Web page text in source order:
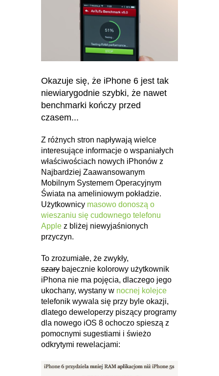
Okazuje się, że iPhone 6 jest tak
niewiarygodnie szybki, że nawet
benchmarki kończy przed
czasem...
Z różnych stron napływają wielce
interesujące informacje o wspaniałych
właściwościach nowych iPhonów z
Najbardziej Zaawansowanym
Mobilnym Systemem Operacyjnym
Świata na ameliniowym pokładzie.
Użytkownicy masowo donoszą o
wieszaniu się cudownego telefonu
Apple z bliżej niewyjaśnionych
przyczyn.
To zrozumiałe, że zwykły,
szary bajecznie kolorowy użytkownik
iPhona nie ma pojęcia, dlaczego jego
ukochany, wystany w nocnej kolejce
telefonik wywala się przy byle okazji,
dlatego deweloperzy piszący programy
dla nowego iOS 8 ochoczo spieszą z
pomocnymi sugestiami i świeżo
odkrytymi rewelacjami: